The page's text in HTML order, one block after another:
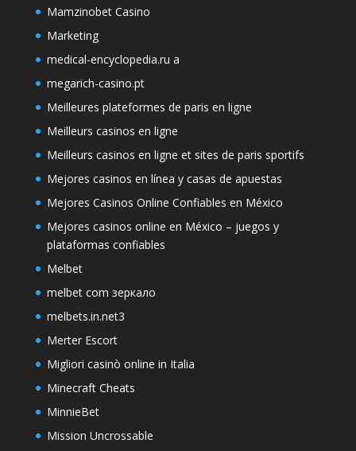
Mamzinobet Casino
Marketing
medical-encyclopedia.ru a
megarich-casino.pt
Meilleures plateformes de paris en ligne
Meilleurs casinos en ligne
Meilleurs casinos en ligne et sites de paris sportifs
Mejores casinos en línea y casas de apuestas
Mejores Casinos Online Confiables en México
Mejores casinos online en México – juegos y
plataformas confiables
Melbet
melbet com зеркало
melbets.in.net3
Merter Escort
Migliori casinò online in Italia
Minecraft Cheats
MinnieBet
Mission Uncrossable